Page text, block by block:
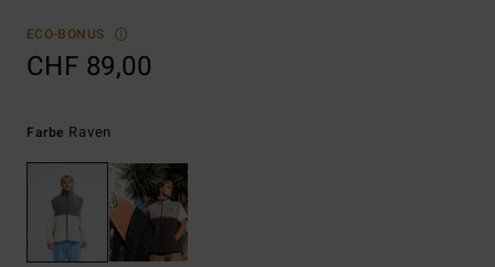
ECO-BONUS
CHF 89,00
Farbe Raven